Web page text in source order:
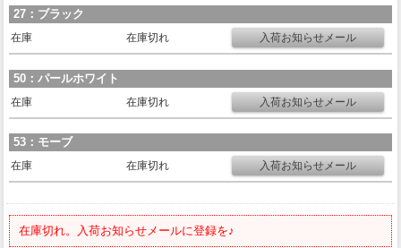
27：ブラック
在庫 在庫切れ
50：パールホワイト
在庫 在庫切れ
53：モーブ
在庫 在庫切れ
在庫切れ。入荷お知らせメールに登録を♪